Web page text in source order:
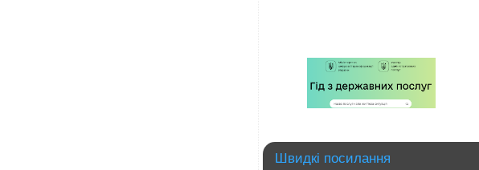
Швидкі посилання